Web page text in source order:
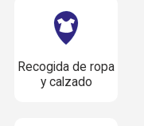
Recogida de ropa
y calzado